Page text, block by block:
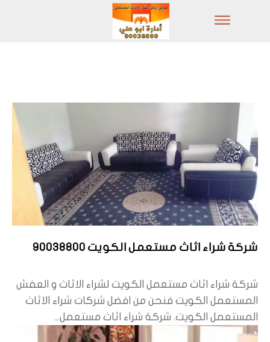
شركة شراء اثاث مستعمل الكويت 90038800
شركة شراء اثاث مستعمل الكويت لشراء الاثاث و العفش
المستعمل الكويت فنحن من افضل شركات شراء الاثاث
المستعمل الكويت. شركة شراء اثاث مستعمل...